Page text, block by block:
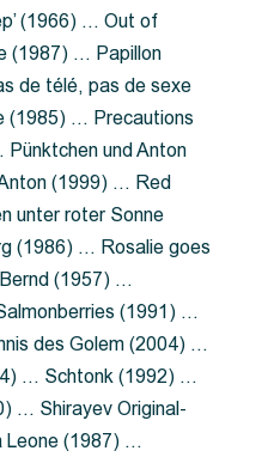
(1966) … Out of
(1987) … Papillon
de télé, pas de sexe
(1985) … Precautions
und Anton
(1999) … Red
unter roter Sonne
(1986) … Rosalie goes
(1957) …
(1991) …
des Golem (2004) …
… Schtonk (1992) …
… Shirayev Original-
Leone (1987) …